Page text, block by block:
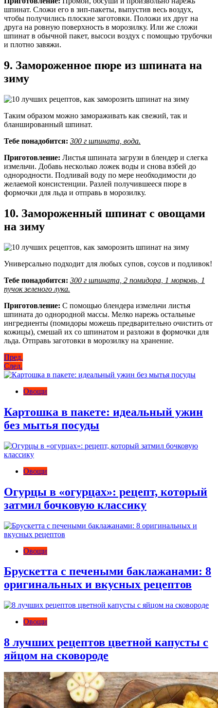
шпинат. Сложи его в зип-пакеты, выпустив весь воздух,
чтобы получились плоские заготовки. Положи их друг на
друга на ровную поверхность в морозилку. Или же сложи
шпинат в обычной пакет, высоси воздух с помощью трубочки
и плотно завяжи.
9. Замороженное пюре из шпината на
зиму
Таким образом можно замораживать как свежий, так и
бланшированный шпинат.
Тебе понадобится: 300 г шпината, вода.
Приготовление: Листья шпината загрузи в блендер и слегка
измельчи. Добавь несколько ложек воды и снова взбей до
однородности. Подливай воду по мере необходимости до
желаемой консистенции. Разлей получившееся пюре в
формочки для льда и отправь в морозилку.
10. Замороженный шпинат с овощами
на зиму
Универсально подходит для любых супов, соусов и подливок!
Тебе понадобится: 300 г шпината, 2 помидора, 1 морковь, 1
пучок зеленого лука.
Приготовление: С помощью блендера измельчи листья
шпината до однородной массы. Мелко нарежь остальные
ингредиенты (помидоры можешь предварительно очистить от
кожицы), смешай их со шпинатом и разложи в формочки для
льда. Отправь заготовки в морозилку на хранение.
Навигация
по
записям
Пред.
След.
Овощи
Картошка в пакете: идеальный ужин
без мытья посуды
Овощи
Огурцы в «огурцах»: рецепт, который
затмил бочковую классику
Овощи
Брускетта с печеными баклажанами: 8
оригинальных и вкусных рецептов
Овощи
8 лучших рецептов цветной капусты с
яйцом на сковороде